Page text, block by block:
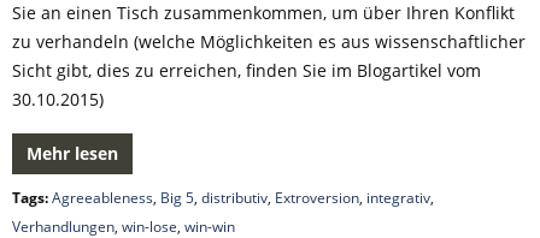
Sie an einen Tisch zusammenkommen, um über Ihren Konflikt
zu verhandeln (welche Möglichkeiten es aus wissenschaftlicher
Sicht gibt, dies zu erreichen, finden Sie im Blogartikel vom
30.10.2015)
Mehr lesen
Tags:Agreeableness, Big 5, distributiv, Extroversion, integrativ,
Verhandlungen, win-lose, win-win